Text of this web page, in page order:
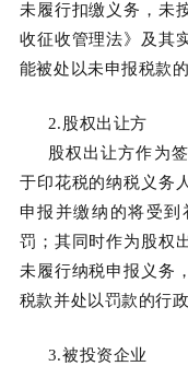
未履行扣缴义务，未
收征收管理法》及其
能被处以未申报税款
2.股权出让方
股权出让方作为
于印花税的纳税义务
申报并缴纳的将受
罚；其同时作为股权
未履行纳税申报义务
税款并处以罚款的行政
3.被投资企业